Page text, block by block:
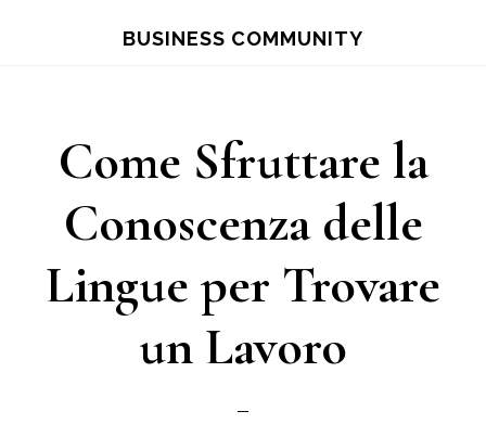
content
sidebar
BUSINESS COMMUNITY
Come Sfruttare la
Conoscenza delle
Lingue per Trovare
un Lavoro